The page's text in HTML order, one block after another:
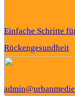
Einfache Schritte
Rückengesundheit